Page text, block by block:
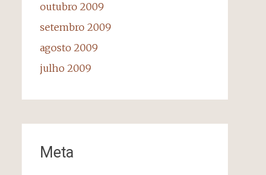
outubro 2009
setembro 2009
agosto 2009
julho 2009
Meta